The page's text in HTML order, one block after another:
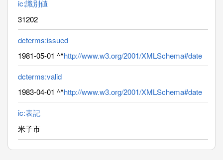
ic:識別値
31202
dcterms:issued
1981-05-01 ^^http://www.w3.org/2001/XMLSchema#date
dcterms:valid
1983-04-01 ^^http://www.w3.org/2001/XMLSchema#date
ic:表記
米子市